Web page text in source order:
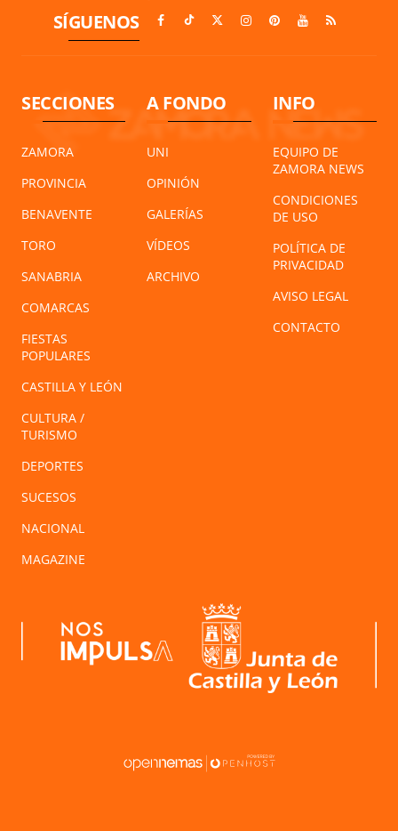
SÍGUENOS
SECCIONES
ZAMORA
PROVINCIA
BENAVENTE
TORO
SANABRIA
COMARCAS
FIESTAS
POPULARES
CASTILLA Y LEÓN
CULTURA /
TURISMO
DEPORTES
SUCESOS
NACIONAL
MAGAZINE
A FONDO
UNI
OPINIÓN
GALERÍAS
VÍDEOS
ARCHIVO
INFO
EQUIPO DE
ZAMORA NEWS
CONDICIONES
DE USO
POLÍTICA DE
PRIVACIDAD
AVISO LEGAL
CONTACTO